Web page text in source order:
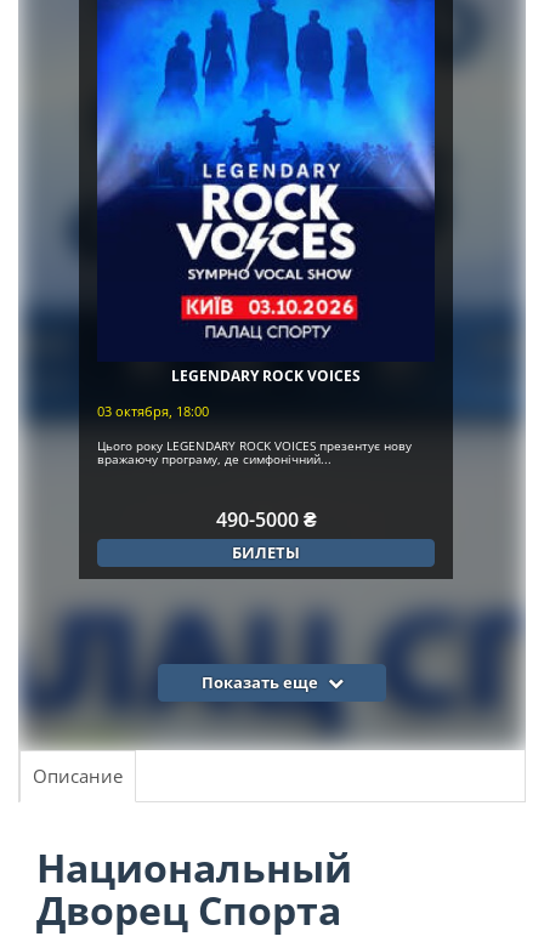
LEGENDARY ROCK VOICES
03 октября, 18:00
Цього року LEGENDARY ROCK VOICES презентує нову
вражаючу програму, де симфонічний...
490-5000 ₴
БИЛЕТЫ
Показать еще
Описание
Национальный
Дворец Спорта